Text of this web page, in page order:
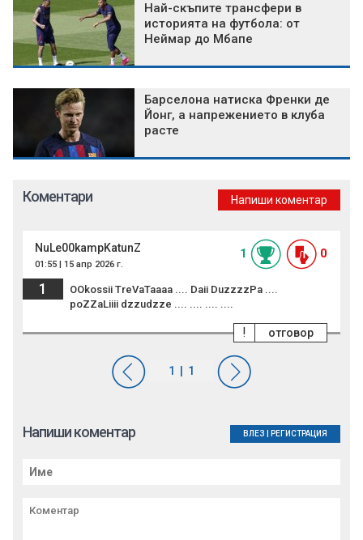
Най-скъпите трансфери в
историята на футбола: от
Неймар до Мбапе
Барселона натиска Френки де
Йонг, а напрежението в клуба
расте
Коментари Напиши коментар
NuLe00kampKatunZ
01:55 | 15 апр 2026 г.
1 0
1
OOkossii TreVaTaaaa .... Daii DuzzzzPa ....
poZZaLiiii dzzudzze .... .... .... ....
отговор
!
Напиши коментар ВЛЕЗ РЕГИСТРАЦИЯ